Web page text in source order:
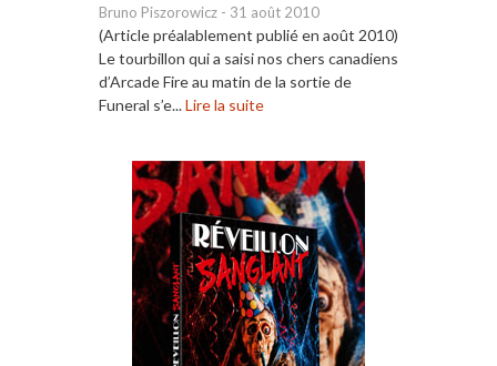
Bruno Piszorowicz - 31 août 2010
(Article préalablement publié en août 2010)
Le tourbillon qui a saisi nos chers canadiens
d’Arcade Fire au matin de la sortie de
Funeral s’e...Lire la suite